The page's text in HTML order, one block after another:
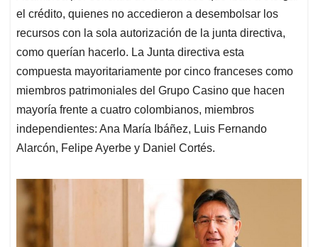
el crédito, quienes no accedieron a desembolsar los
recursos con la sola autorización de la junta directiva,
como querían hacerlo. La Junta directiva esta
compuesta mayoritariamente por cinco franceses como
miembros patrimoniales del Grupo Casino que hacen
mayoría frente a cuatro colombianos, miembros
independientes: Ana María Ibáñez, Luis Fernando
Alarcón, Felipe Ayerbe y Daniel Cortés.